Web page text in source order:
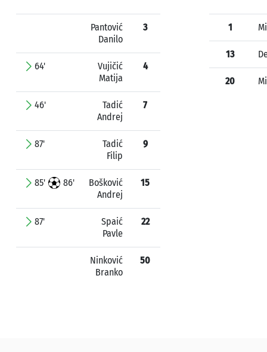
Pantović
Danilo
3
64'
Vujičić
Matija
4
46'
Tadić
Andrej
7
87'
Tadić
Filip
9
85' 86'
Bošković
Andrej
15
87'
Spaić
Pavle
22
Ninković
Branko
50
1
13
20